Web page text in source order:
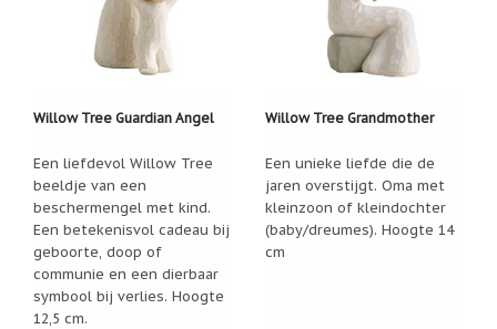
cadeauverpakking
spiritualiteit
betalen
in
3
termijnen!
Verhuizingsuitverkoop
Hulp
nodig
bij
Willow Tree Guardian Angel
Een liefdevol Willow Tree
beeldje van een
beschermengel met kind.
Een betekenisvol cadeau bij
geboorte, doop of
communie en een dierbaar
symbool bij verlies. Hoogte
12,5 cm.
Willow Tree Grandmother
Een unieke liefde die de
jaren overstijgt. Oma met
kleinzoon of kleindochter
(baby/dreumes). Hoogte 14
cm